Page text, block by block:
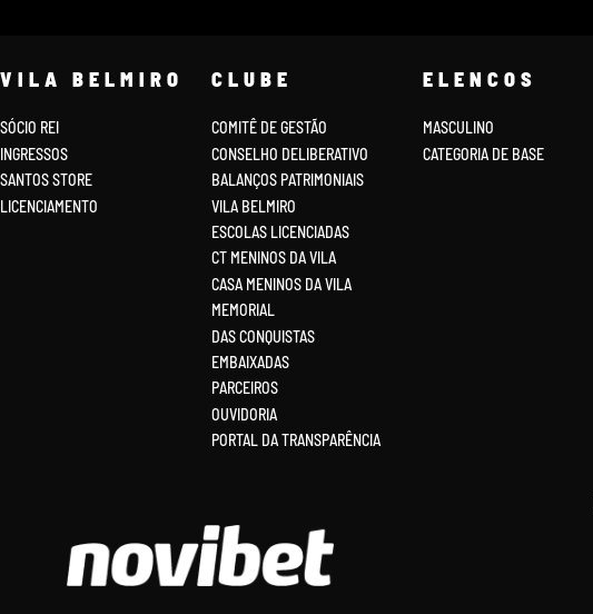
VILA BELMIRO
SÓCIO REI
INGRESSOS
SANTOS STORE
LICENCIAMENTO
CLUBE
COMITÊ DE GESTÃO
CONSELHO DELIBERATIVO
BALANÇOS PATRIMONIAIS
VILA BELMIRO
ESCOLAS LICENCIADAS
CT MENINOS DA VILA
CASA MENINOS DA VILA
MEMORIAL
DAS CONQUISTAS
EMBAIXADAS
PARCEIROS
OUVIDORIA
PORTAL DA TRANSPARÊNCIA
ELENCOS
MASCULINO
CATEGORIA DE BASE